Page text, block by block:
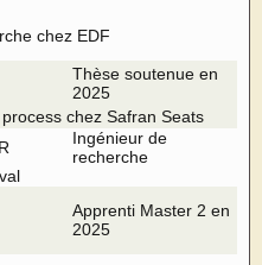
chez EDF
Thèse soutenue en
2025
chez Safran Seats
Ingénieur de
recherche
Apprenti Master 2 en
2025